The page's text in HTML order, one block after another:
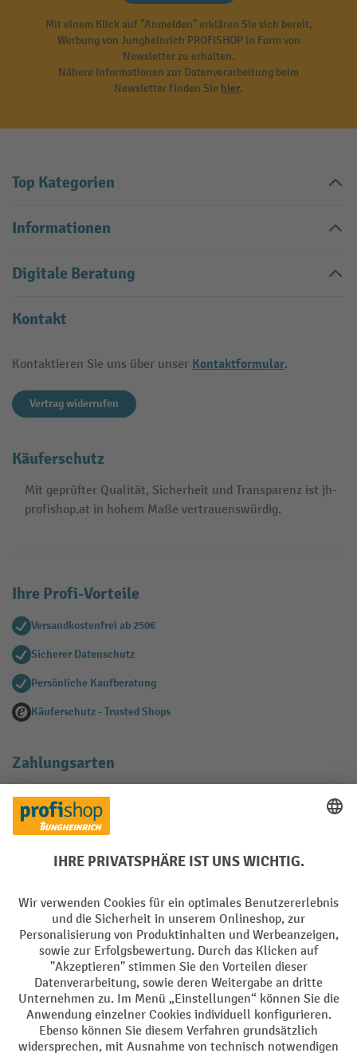
Mit einem Klick auf "Anmelden" erklären Sie sich bereit,
Werbung von Jungheinrich PROFISHOP in Form von
Newsletter zu erhalten.
Nähere Informationen zur Datenverarbeitung beim
Newsletter finden Sie hier.
Top Kategorien
Informationen
Digitale Beratung
Kontakt
Kontaktieren Sie uns über unser Kontaktformular.
Vertrag widerrufen
Käuferschutz
Mit geprüfter Qualität, Sicherheit und Transparenz ist jh-
profishop.at in hohem Maße vertrauenswürdig.
Ihre Profi-Vorteile
Versandkostenfrei ab 250€
Sicherer Datenschutz
Persönliche Kaufberatung
Käuferschutz - Trusted Shops
Zahlungsarten
Creditcard (Master)
Facebook
YouTube
LinkedIn
Instagram
AGB Impressum Datenschutz
Barrierefreiheit Privacy Settings